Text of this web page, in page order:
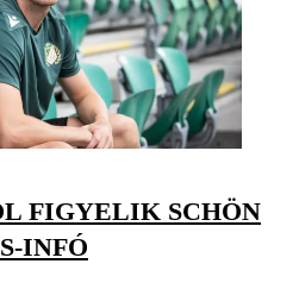
FIGYELIK SCHÖN
INFÓ